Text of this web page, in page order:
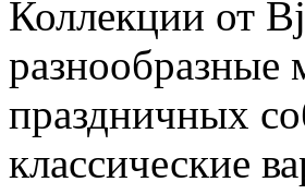
Коллекции от
разнообразные
праздничных
классические